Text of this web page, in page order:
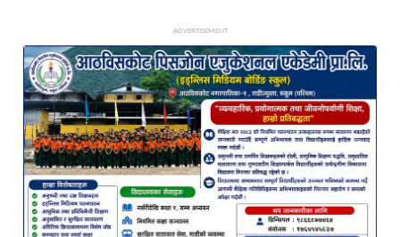
ADVERTISEMENT